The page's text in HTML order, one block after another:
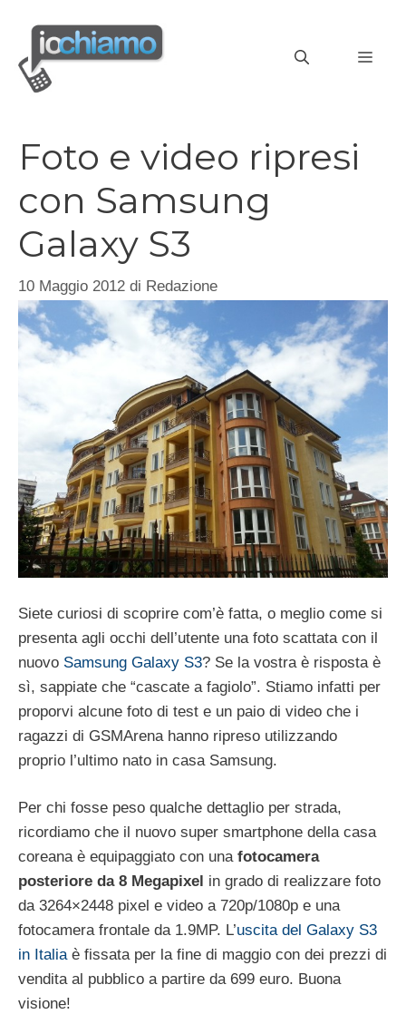
contenuto
Foto e video ripresi
con Samsung
Galaxy S3
10 Maggio 2012 di Redazione
Siete curiosi di scoprire com’è fatta, o meglio come si
presenta agli occhi dell’utente una foto scattata con il
nuovo Samsung Galaxy S3? Se la vostra è risposta è
sì, sappiate che “cascate a fagiolo”. Stiamo infatti per
proporvi alcune foto di test e un paio di video che i
ragazzi di GSMArena hanno ripreso utilizzando
proprio l’ultimo nato in casa Samsung.
Per chi fosse peso qualche dettaglio per strada,
ricordiamo che il nuovo super smartphone della casa
coreana è equipaggiato con una fotocamera
posteriore da 8 Megapixel in grado di realizzare foto
da 3264×2448 pixel e video a 720p/1080p e una
fotocamera frontale da 1.9MP. L’uscita del Galaxy S3
in Italiaè fissata per la fine di maggio con dei prezzi di
vendita al pubblico a partire da 699 euro. Buona
visione!